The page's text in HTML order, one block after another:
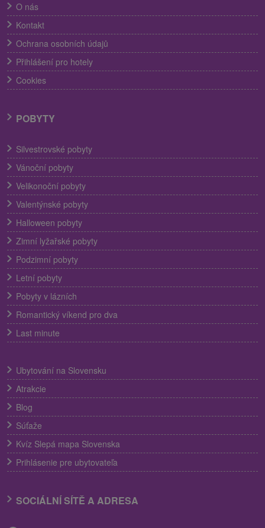
O nás
Kontakt
Ochrana osobních údajů
Přihlášení pro hotely
Cookies
POBYTY
Silvestrovské pobyty
Vánoční pobyty
Velikonoční pobyty
Valentýnské pobyty
Halloween pobyty
Zimní lyžařské pobyty
Podzimní pobyty
Letní pobyty
Pobyty v lázních
Romantický víkend pro dva
Last minute
Ubytování na Slovensku
Atrakcie
Blog
Súťaže
Kvíz Slepá mapa Slovenska
Prihlásenie pre ubytovateľa
SOCIÁLNÍ SÍTĚ A ADRESA